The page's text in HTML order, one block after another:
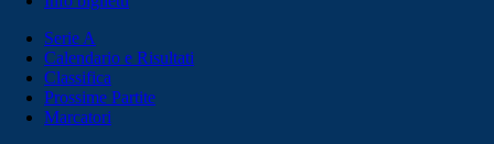
Serie A
Calendario e Risultati
Classifica
Prossime Partite
Marcatori